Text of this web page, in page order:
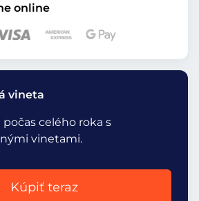
online
vineta
celého roka s
vinetami.
Kúpiť teraz